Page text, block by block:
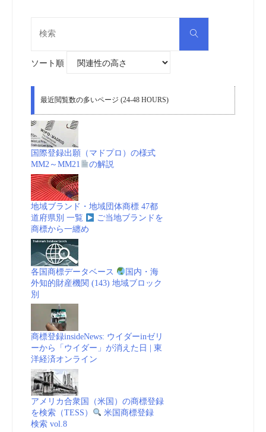
ジ
産
(COPAT)
標
_
画
検
ソート順
最近閲覧数の多いページ (24-48 HOURS)
国際登録出願（マドプロ）の様式
MM2～MM21
の解説
地域ブランド・地域団体商標 47都
道府県別 一覧
ご当地ブランドを
商標から一纏め
各国商標データベース
国内・海
外知的財産機関 (143) 地域ブロック
別
商標登録insideNews: ウイダーinゼリ
ーから「ウイダー」が消えた日 | 東
洋経済オンライン
アメリカ合衆国（米国）の商標登録
を検索（TESS）
米国商標登録
検索 vol.8